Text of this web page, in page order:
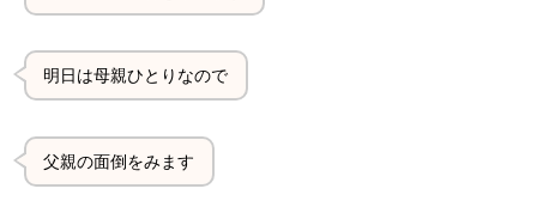
明日は母親ひとりなので
父親の面倒をみます